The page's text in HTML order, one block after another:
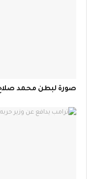
صورة لبطن محمد